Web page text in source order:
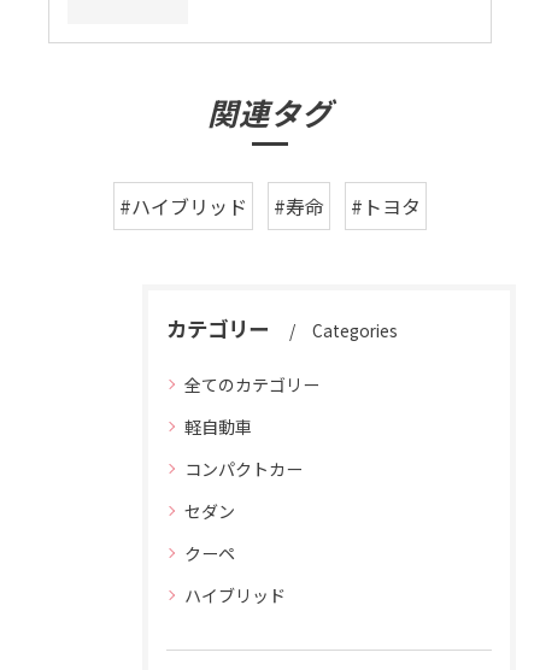
関連タグ
#ハイブリッド #寿命 #トヨタ
カテゴリー Categories
全てのカテゴリー
軽自動車
コンパクトカー
セダン
クーペ
ハイブリッド